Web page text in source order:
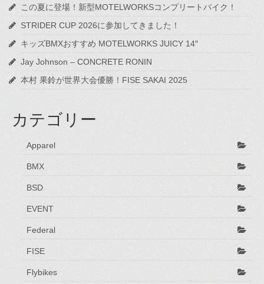
この夏に登場！新型MOTELWORKSコンプリートバイク！
STRIDER CUP 2026に参加してきました！
キッズBMXおすすめ MOTELWORKS JUICY 14″
Jay Johnson – CONCRETE RONIN
本村 果鈴が世界大会優勝！FISE SAKAI 2025
カテゴリー
Apparel
BMX
BSD
EVENT
Federal
FISE
Flybikes